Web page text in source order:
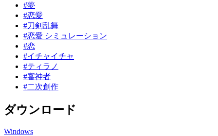
#夢
#恋愛
#刀剣乱舞
#恋愛 シミュレーション
#恋
#イチャイチャ
#ティラノ
#審神者
#二次創作
ダウンロード
Windows